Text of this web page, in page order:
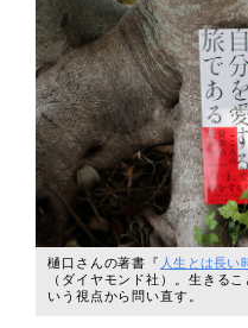
樋口さんの著書『 人生とは長い
（ダイヤモンド社）。生きる
いう視点から問い直す。